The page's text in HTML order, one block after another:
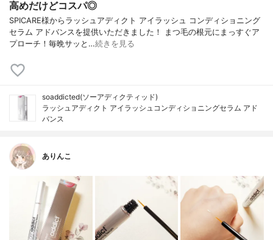
高めだけどコスパ◎
SPICARE様からラッシュアディクト アイラッシュ コンディショニング
セラム アドバンスを提供いただきました！ まつ毛の根元にまっすぐア
プローチ！毎晩サッと…続きを見る
soaddicted(ソーアディクティッド)
ラッシュアディクト アイラッシュコンディショニングセラム アド
バンス
ありんこ